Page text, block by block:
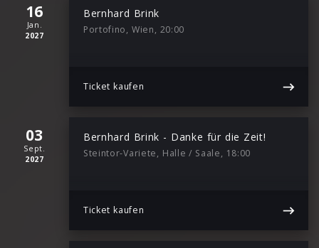
16
Jan.
2027
Bernhard Brink
Portofino, Wien, 20:00
Ticket kaufen
03
Sept.
2027
Bernhard Brink - Danke für die Zeit!
Steintor-Variete, Halle / Saale, 18:00
Ticket kaufen